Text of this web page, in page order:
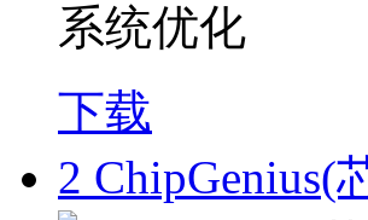
系统优化
下载
2 ChipGenius(